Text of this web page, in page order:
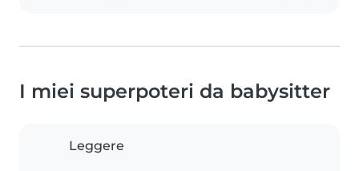
I miei superpoteri da babysitter
Leggere